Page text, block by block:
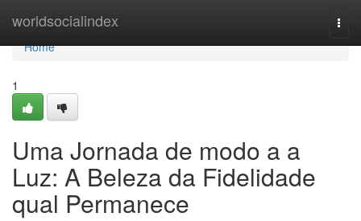
worldsocialindex
Home
Home
1
Uma Jornada de modo a a
Luz: A Beleza da Fidelidade
qual Permanece